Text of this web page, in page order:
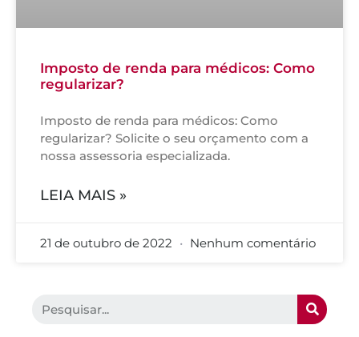
Imposto de renda para médicos: Como
regularizar?
Imposto de renda para médicos: Como
regularizar? Solicite o seu orçamento com a
nossa assessoria especializada.
LEIA MAIS »
21 de outubro de 2022 Nenhum comentário